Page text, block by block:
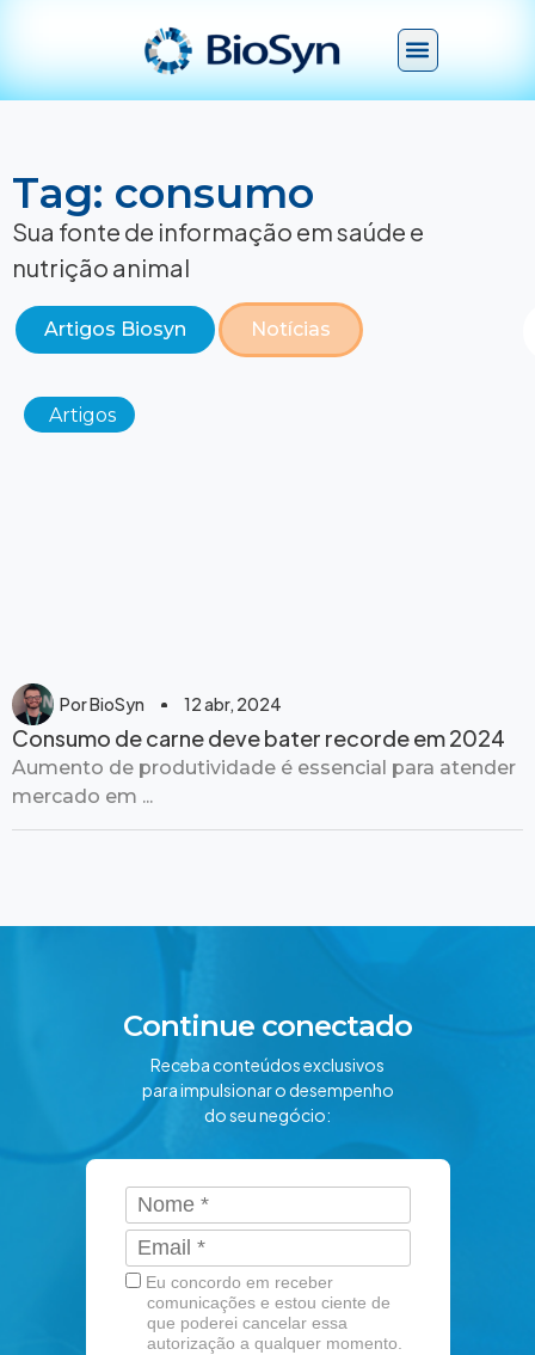
Tag: consumo
Sua fonte de informação em saúde e
nutrição animal
Artigos Biosyn Notícias
Artigos
PorBioSyn 12 abr, 2024
Consumo de carne deve bater recorde em 2024
Aumento de produtividade é essencial para atender
mercado em ...
Continue conectado
Receba conteúdos exclusivos
para impulsionar o desempenho
do seu negócio:
Eu concordo em receber
comunicações e estou ciente de
que poderei cancelar essa
autorização a qualquer momento.